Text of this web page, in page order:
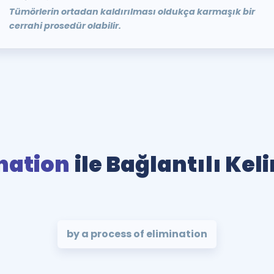
Tümörlerin ortadan kaldırılması oldukça karmaşık bir
cerrahi prosedür olabilir.
ile Bağlantılı
by a process of elimination